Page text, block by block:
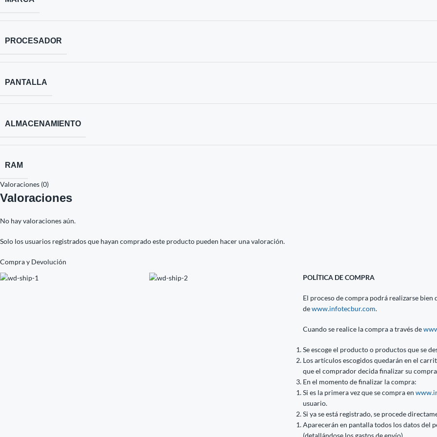
PROCESADOR
PANTALLA
ALMACENAMIENTO
RAM
Valoraciones (0)
Valoraciones
No hay valoraciones aún.
Solo los usuarios registrados que hayan comprado este producto pueden hacer una valoración.
Compra y Devolución
POLÍTICA DE COMPRA
El proceso de compra podrá realizarse
dewww.infotecbur.com.
Cuando se realice la compra a través de
Se escoge el producto o productos que se
Los artículos escogidos quedarán en el
que el comprador decida finalizar su
En el momento de finalizar la compra:
Si es la primera vez que se compra en
usuario.
Si ya se está registrado, se procede
Aparecerán en pantalla todos los datos del
(detallándose los gastos de envío)